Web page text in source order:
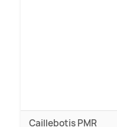
Caillebotis PMR